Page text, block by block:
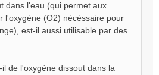
dans l'eau (qui permet aux
l'oxygéne (O2) nécéssaire pour
est-il aussi utilisable par des
de l'oxygène dissout dans la